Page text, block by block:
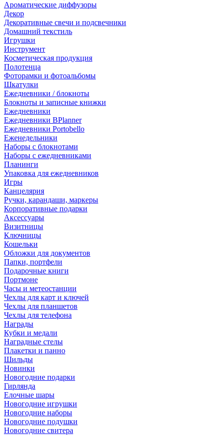
Ароматические диффузоры
Декор
Декоративные свечи и подсвечники
Домашний текстиль
Игрушки
Инструмент
Косметическая продукция
Полотенца
Фоторамки и фотоальбомы
Шкатулки
Ежедневники / блокноты
Блокноты и записные книжки
Ежедневники
Ежедневники BPlanner
Ежедневники Portobello
Еженедельники
Наборы с блокнотами
Наборы с ежедневниками
Планинги
Упаковка для ежедневников
Игры
Канцелярия
Ручки, карандаши, маркеры
Корпоративные подарки
Аксессуары
Визитницы
Ключницы
Кошельки
Обложки для документов
Папки, портфели
Подарочные книги
Портмоне
Часы и метеостанции
Чехлы для карт и ключей
Чехлы для планшетов
Чехлы для телефона
Награды
Кубки и медали
Наградные стелы
Плакетки и панно
Шильды
Новинки
Новогодние подарки
Гирлянда
Елочные шары
Новогодние игрушки
Новогодние наборы
Новогодние подушки
Новогодние свитера